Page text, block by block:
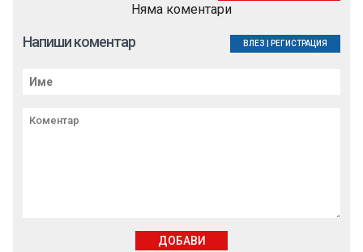
Няма коментари
Напиши коментар ВЛЕЗ РЕГИСТРАЦИЯ
ДОБАВИ